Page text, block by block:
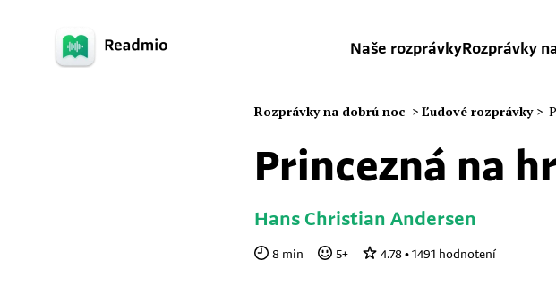
Naše rozprávkyRozprávky
Rozprávky na dobrú noc > Ľudové rozprávky >
Princezná na
Hans Christian Andersen
8 min 5+ 4.78 • 1491 hodnotení